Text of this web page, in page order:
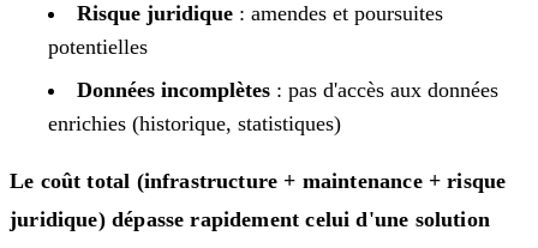
Risque juridique : amendes et poursuites
potentielles
Données incomplètes : pas d'accès aux données
enrichies (historique, statistiques)
Le coût total (infrastructure + maintenance + risque
juridique) dépasse rapidement celui d'une solution